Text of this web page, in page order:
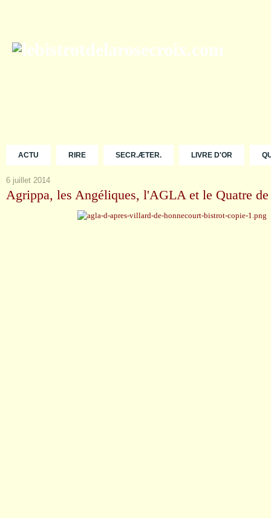
ACTU RIRE SECR.ÆTER. LIVRE D'OR
6 juillet 2014
Agrippa, les Angéliques, l'AGLA et le Quatre